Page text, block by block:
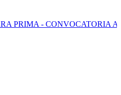
- CONVOCATORIA